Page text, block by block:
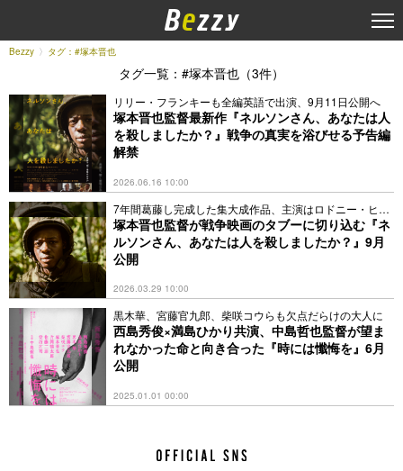
Bezzy タグ：#塚本晋也
タグ一覧：#塚本晋也（3件）
リリー・フランキーも全編英語で出演、9月11日公開へ
塚本晋也監督最新作『ネルソンさん、あなたは人
を殺しましたか？』戦争の真実を浴びせる予告編
解禁
2026.06.16 10:00
7年間葛藤し完成した集大成作品、主演はロドニー・ヒッ
クス
塚本晋也監督が戦争映画のタブーに切り込む『ネ
ルソンさん、あなたは人を殺しましたか？』9月
公開
2026.03.29 10:00
黒木華、宮藤官九郎、柴咲コウらも欠点だらけの大人に
西島秀俊×満島ひかり共演、中島哲也監督が望ま
れなかった命と向き合った『時には懺悔を』6月
公開
2025.01.01 00:00